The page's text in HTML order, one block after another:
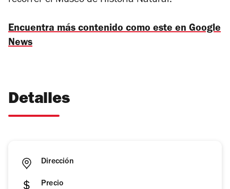
Encuentra más contenido como este en Google
News
Detalles
Dirección
Precio